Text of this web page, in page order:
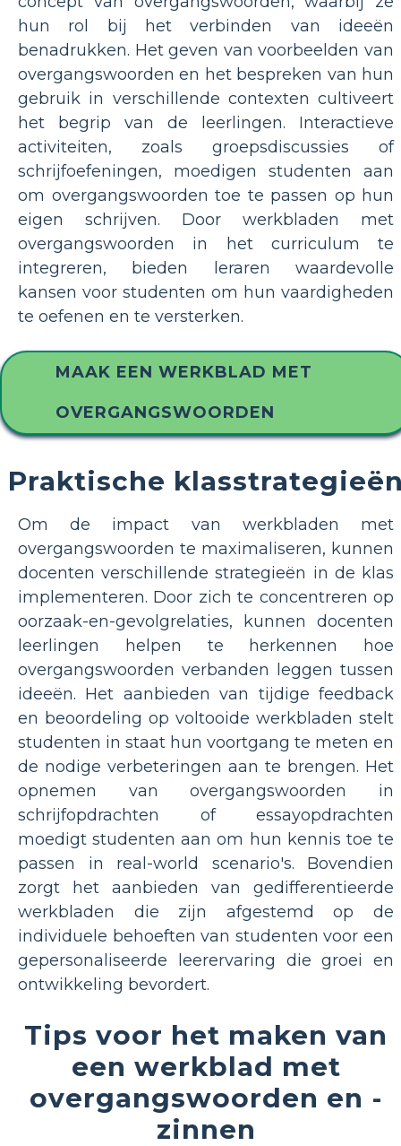
hun rol bij het verbinden van ideeën
benadrukken. Het geven van voorbeelden van
overgangswoorden en het bespreken van hun
gebruik in verschillende contexten cultiveert
het begrip van de leerlingen. Interactieve
activiteiten, zoals groepsdiscussies of
schrijfoefeningen, moedigen studenten aan
om overgangswoorden toe te passen op hun
eigen schrijven. Door werkbladen met
overgangswoorden in het curriculum te
integreren, bieden leraren waardevolle
kansen voor studenten om hun vaardigheden
te oefenen en te versterken.
MAAK EEN WERKBLAD MET
OVERGANGSWOORDEN
Praktische
Om de impact van werkbladen met
overgangswoorden te maximaliseren, kunnen
docenten verschillende strategieën in de klas
implementeren. Door zich te concentreren op
oorzaak-en-gevolgrelaties, kunnen docenten
leerlingen helpen te herkennen hoe
overgangswoorden verbanden leggen tussen
ideeën. Het aanbieden van tijdige feedback
en beoordeling op voltooide werkbladen stelt
studenten in staat hun voortgang te meten en
de nodige verbeteringen aan te brengen. Het
opnemen van overgangswoorden in
schrijfopdrachten of essayopdrachten
moedigt studenten aan om hun kennis toe te
passen in real-world scenario's. Bovendien
zorgt het aanbieden van gedifferentieerde
werkbladen die zijn afgestemd op de
individuele behoeften van studenten voor een
gepersonaliseerde leerervaring die groei en
ontwikkeling bevordert.
Tips voor het maken van
een werkblad met
overgangswoorden en -
zinnen